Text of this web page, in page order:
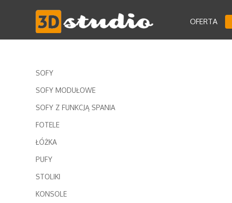
OFERTA
SOFY
SOFY MODUŁOWE
SOFY Z FUNKCJĄ SPANIA
FOTELE
ŁÓŻKA
PUFY
STOLIKI
KONSOLE